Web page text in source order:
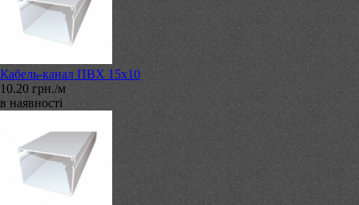
Кабель-канал ПВХ 15х10
10.20 грн./м
в наявності